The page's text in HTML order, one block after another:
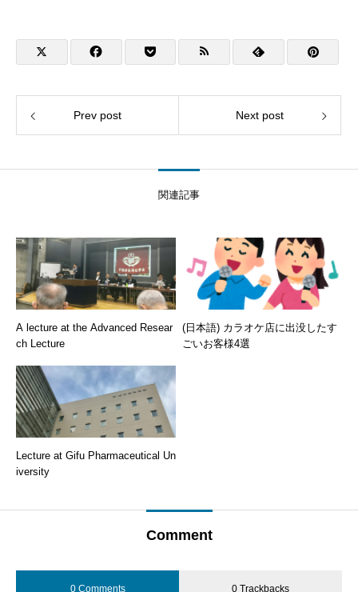
Prev post Next post
関連記事
A lecture at the Advanced Resear
ch Lecture
(日本語) カラオケ店に出没したす
ごいお客様4選
Lecture at Gifu Pharmaceutical Un
iversity
Comment
0 Comments 0 Trackbacks